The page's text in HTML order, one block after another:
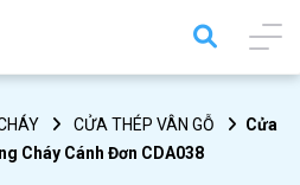
CỬA THÉP VÂN GỖ
Cửa
Cháy Cánh Đơn CDA038